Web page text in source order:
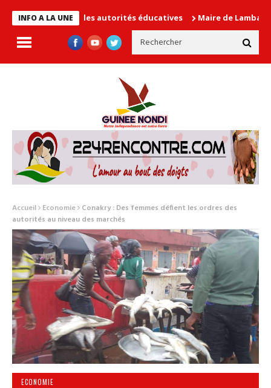
INFO A LA UNE
cause les autorités éducatives Maire de Lambanyi : Baba
Accueil Economie Conakry : Des femmes défient les ordres des
autorités au niveau des marchés
ECONOMIE